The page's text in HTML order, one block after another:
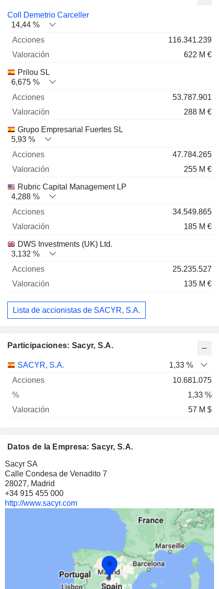
Nombre Acciones % Valoración
Coll Demetrio Carceller
14,44 %
116.341.239
622 M €
Prilou SL
6,675 %
53.787.901
288 M €
Grupo Empresarial Fuertes SL
5,93 %
47.784.265
255 M €
Rubric Capital Management LP
4,288 %
34.549.865
185 M €
DWS Investments (UK) Ltd.
3,132 %
25.235.527
135 M €
Lista de accionistas de SACYR, S.A.
Participaciones: Sacyr, S.A.
Nombre Acciones
SACYR, S.A.
1,33 %
10.681.075
1,33 %
57 M $
Datos de la Empresa: Sacyr, S.A.
Sacyr SA
Calle Condesa de Venadito 7
28027, Madrid
+34 915 455 000
http://www.sacyr.com